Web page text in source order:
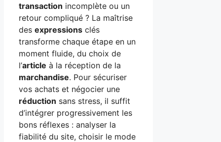
transaction incomplète ou un
retour compliqué ? La maîtrise
des expressions clés
transforme chaque étape en un
moment fluide, du choix de
l’article à la réception de la
marchandise. Pour sécuriser
vos achats et négocier une
réduction sans stress, il suffit
d’intégrer progressivement les
bons réflexes : analyser la
fiabilité du site, choisir le mode